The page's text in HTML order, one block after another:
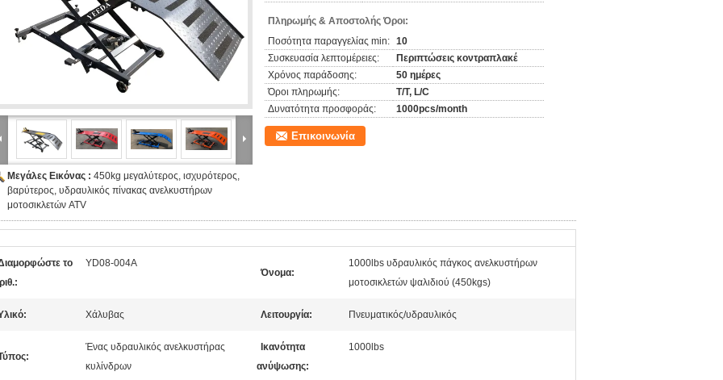
Μεγάλες Εικόνας : 450kg μεγαλύτερος, ισχυρότερος,
βαρύτερος, υδραυλικός πίνακας ανελκυστήρων
μοτοσικλετών ATV
Πληρωμής & Αποστολής Όροι:
Ποσότητα παραγγελίας min: 10
Συσκευασία λεπτομέρειες:
Περιπτώσεις κοντραπλακέ
Χρόνος παράδοσης:
50 ημέρες
Όροι πληρωμής:
T/T, L/C
Δυνατότητα προσφοράς:
1000pcs/month
Επικοινωνία
το
YD08-004A
Όνομα:
1000lbs υδραυλικός πάγκος ανελκυστήρων
μοτοσικλετών ψαλιδιού (450kgs)
Χάλυβας Λειτουργία: Πνευματικός/υδραυλικός
Ένας υδραυλικός ανελκυστήρας
κυλίνδρων
Ικανότητα
ανύψωσης:
1000lbs